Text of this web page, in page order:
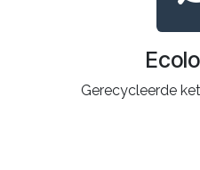
Gerecycleerde